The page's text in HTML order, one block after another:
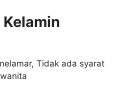
Tidak ada syarat